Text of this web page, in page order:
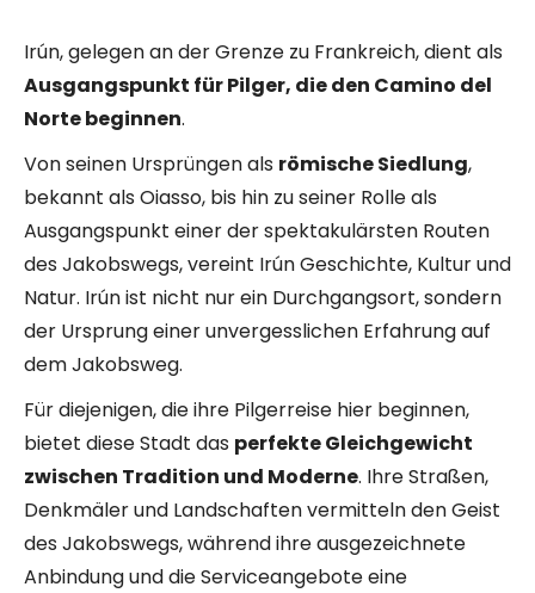
Irún, gelegen an der Grenze zu Frankreich, dient als
Ausgangspunkt für Pilger, die den Camino del
Norte beginnen.
Von seinen Ursprüngen als römische Siedlung,
bekannt als Oiasso, bis hin zu seiner Rolle als
Ausgangspunkt einer der spektakulärsten Routen
des Jakobswegs, vereint Irún Geschichte, Kultur und
Natur. Irún ist nicht nur ein Durchgangsort, sondern
der Ursprung einer unvergesslichen Erfahrung auf
dem Jakobsweg.
Für diejenigen, die ihre Pilgerreise hier beginnen,
bietet diese Stadt das perfekte Gleichgewicht
zwischen Tradition und Moderne. Ihre Straßen,
Denkmäler und Landschaften vermitteln den Geist
des Jakobswegs, während ihre ausgezeichnete
Anbindung und die Serviceangebote eine